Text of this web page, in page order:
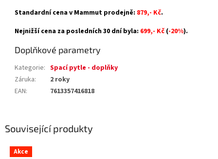
Související produkty
Akce
Standardní cena v Mammut prodejně: 879,- Kč.
Nejnižší cena za posledních 30 dní byla: 699,- Kč (-20%).
Doplňkové parametry
Kategorie: Spací pytle - doplňky
Záruka:
2 roky
EAN: 7613357416818